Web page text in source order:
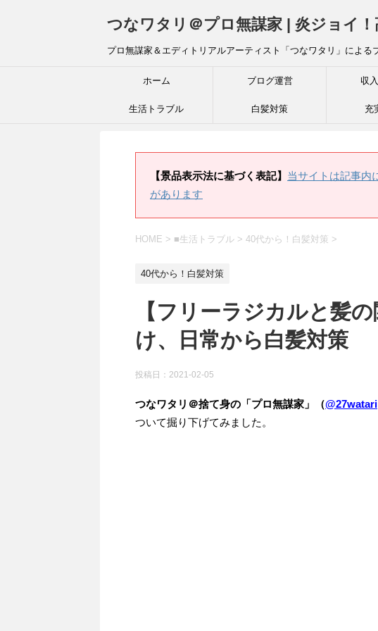
つなワタリ＠プロ無謀家 | 炎ジョイ
プロ無謀家＆エディトリアルアーティスト「つなワタリ」によ
ホーム ブログ運営 収
生活トラブル 白髪対策 充
【景品表示法に基づく表記】 当サイトは記事内
があります
HOME > ■生活トラブル > 40代から！白髪対策 >
40代から！白髪対策
【フリーラジカルと髪
け、日常から白髪対策
投稿日： 2021-02-05
つなワタリ＠捨て身の「プロ無謀家」（@27watari
ついて掘り下げてみました。